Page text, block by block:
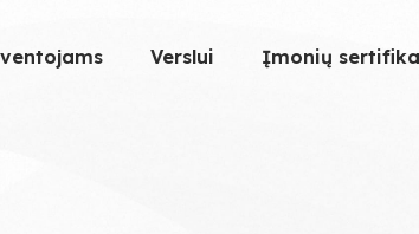
Verslui Įmonių